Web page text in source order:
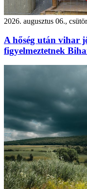
2026. augusztus 06.,
A hőség után vihar
figyelmeztetnek